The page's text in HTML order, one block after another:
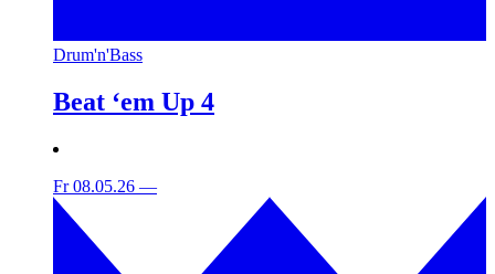
Drum'n'Bass
Beat ‘em Up 4
Fr 08.05.26 —